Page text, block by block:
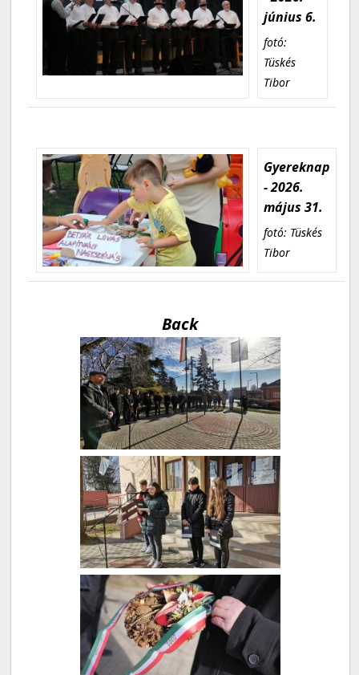
június 6.
fotó:
Tüskés
Tibor
Gyereknap
- 2026.
május 31.
fotó: Tüskés
Tibor
Back